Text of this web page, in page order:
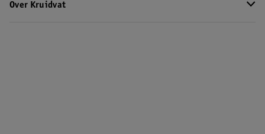
Over Kruidvat